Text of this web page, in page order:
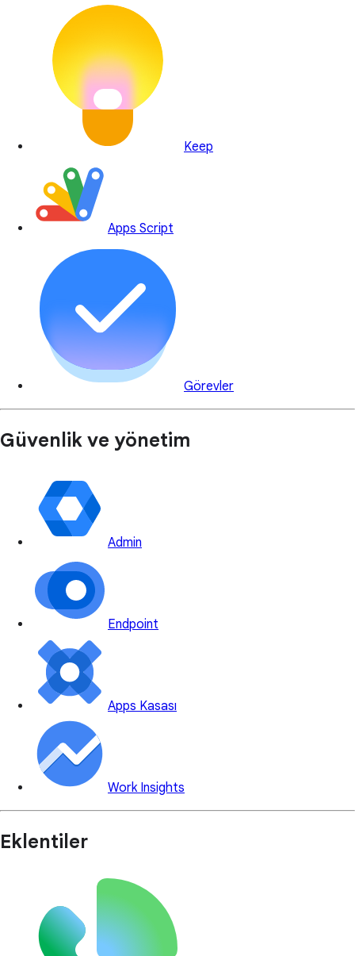
Keep
Apps Script
Görevler
Güvenlik ve yönetim
Admin
Endpoint
Apps Kasası
Work Insights
Eklentiler